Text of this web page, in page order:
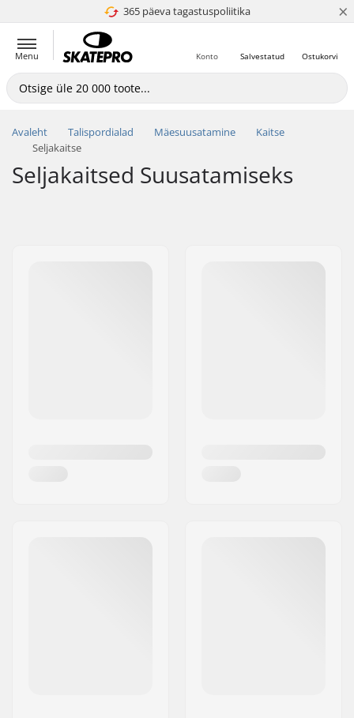
365 päeva tagastuspoliitika
4.8 paljaks 5 ×
Menu Ostukorvi
Salvestatud
Konto
Avaleht Talispordialad Mäesuusatamine
Kaitse
Seljakaitse
Seljakaitsed Suusatamiseks